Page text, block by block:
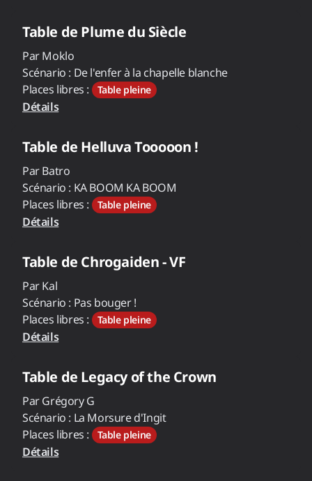
Table de Plume du Siècle
ParMoklo
Scénario : De l'enfer à la chapelle blanche
Places libres :
Table pleine
Détails
Table de Helluva Tooooon !
ParBatro
Scénario : KA BOOM KA BOOM
Places libres :
Table pleine
Détails
Table de Chrogaiden - VF
ParKal
Scénario : Pas bouger !
Places libres :
Table pleine
Détails
Table de Legacy of the Crown
ParGrégory G
Scénario : La Morsure d'Ingit
Places libres :
Table pleine
Détails